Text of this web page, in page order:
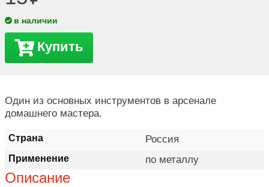
в наличии
Купить
Страна Россия
Применение по металлу
Один из основных инструментов в арсенале
домашнего мастера.
Описание